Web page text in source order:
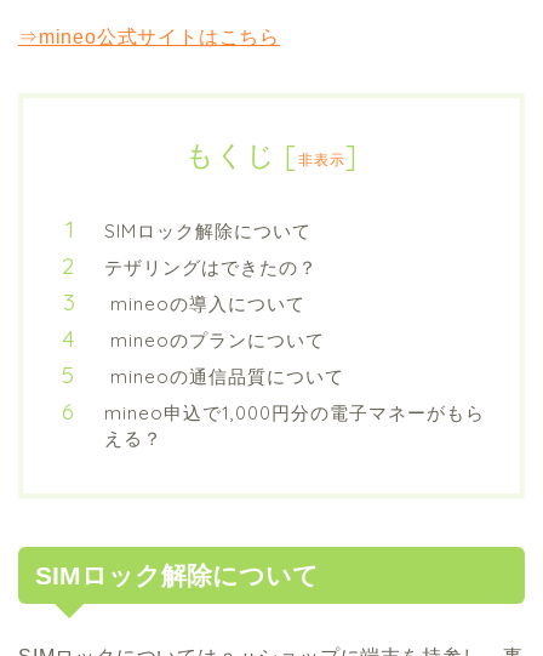
⇒mineo公式サイトはこちら
もくじ [非表示]
SIMロック解除について
テザリングはできたの？
mineoの導入について
mineoのプランについて
mineoの通信品質について
mineo申込で1,000円分の電子マネーがもら
える？
SIMロック解除について